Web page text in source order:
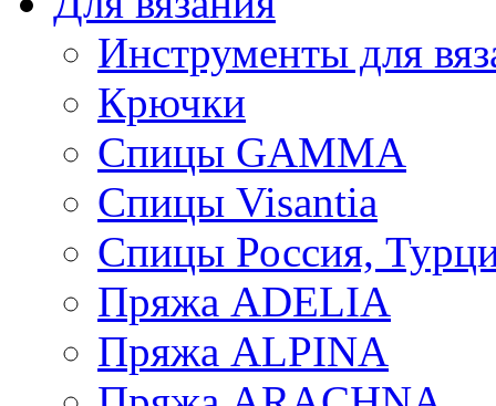
Инструменты для
Крючки
Спицы GAMMA
Спицы Visantia
Спицы Россия,
Пряжа ADELIA
Пряжа ALPINA